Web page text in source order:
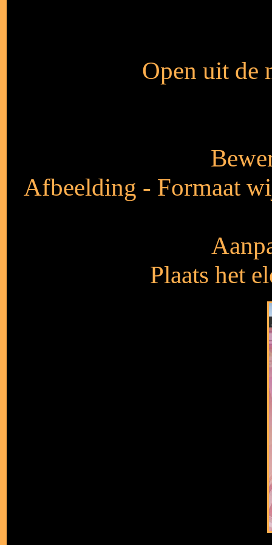
Open uit de
Afbeelding - Formaat
Plaats het